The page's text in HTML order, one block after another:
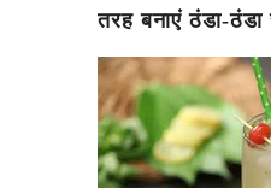
तरह बनाएं ठंडा-